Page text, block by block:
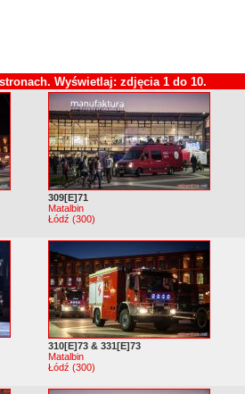
Wyświetlaj: zdjęcia 1 do 10.
309[E]71
Matalbin
Łódź (300)
310[E]73 & 331[E]73
Matalbin
Łódź (300)